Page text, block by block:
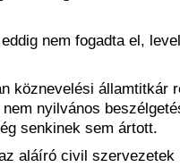
nem fogadta el,
köznevelési államtitkár
nyilvános
senkinek sem ártott.
aláíró civil szervezetek